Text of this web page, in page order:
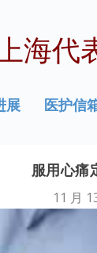
海代
展 医护信
服用心痛
11 月